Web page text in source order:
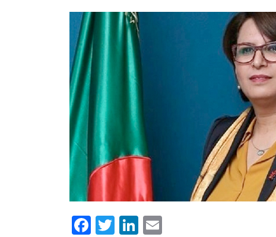
Facebook
TwitterLinkedIn